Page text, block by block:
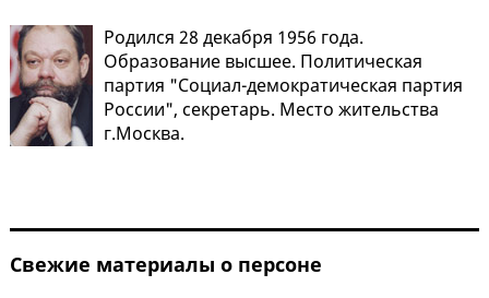
Родился 28 декабря 1956 года.
Образование высшее. Политическая
партия "Социал-демократическая партия
России", секретарь. Место жительства
г.Москва.
Свежие материалы о персоне